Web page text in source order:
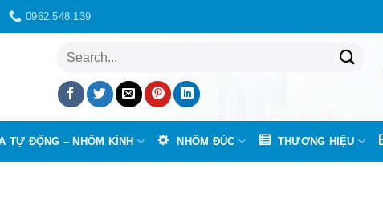
0962.548.139
Tìm
TỰ ĐỘNG – NHÔM KÍNH NHÔM ĐÚC THƯƠNG HIỆU